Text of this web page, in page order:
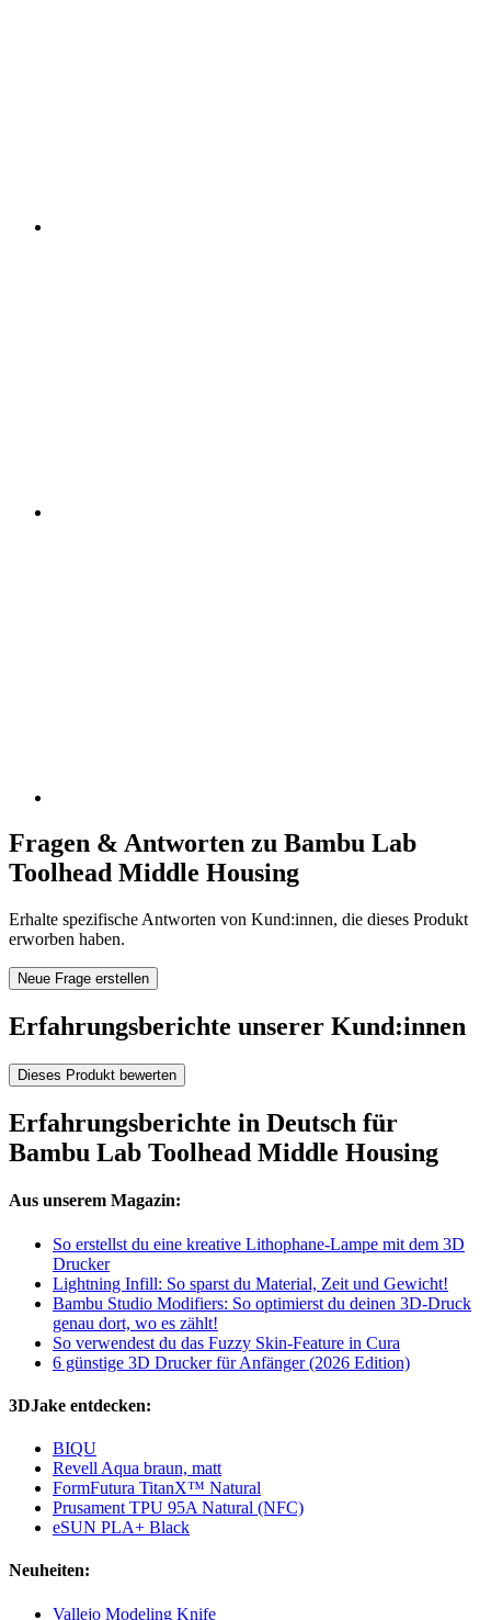
Fragen & Antworten zu Bambu Lab
Toolhead Middle Housing
Erhalte spezifische Antworten von Kund:innen, die dieses Produkt
erworben haben.
Neue Frage erstellen
Erfahrungsberichte unserer Kund:innen
Dieses Produkt bewerten
Erfahrungsberichte in Deutsch für
Bambu Lab Toolhead Middle Housing
Aus unserem Magazin:
So erstellst du eine kreative Lithophane-Lampe mit dem 3D
Drucker
Lightning Infill: So sparst du Material, Zeit und Gewicht!
Bambu Studio Modifiers: So optimierst du deinen 3D-Druck
genau dort, wo es zählt!
So verwendest du das Fuzzy Skin-Feature in Cura
6 günstige 3D Drucker für Anfänger (2026 Edition)
3DJake entdecken:
BIQU
Revell Aqua braun, matt
FormFutura TitanX™ Natural
Prusament TPU 95A Natural (NFC)
eSUN PLA+ Black
Neuheiten:
Vallejo Modeling Knife